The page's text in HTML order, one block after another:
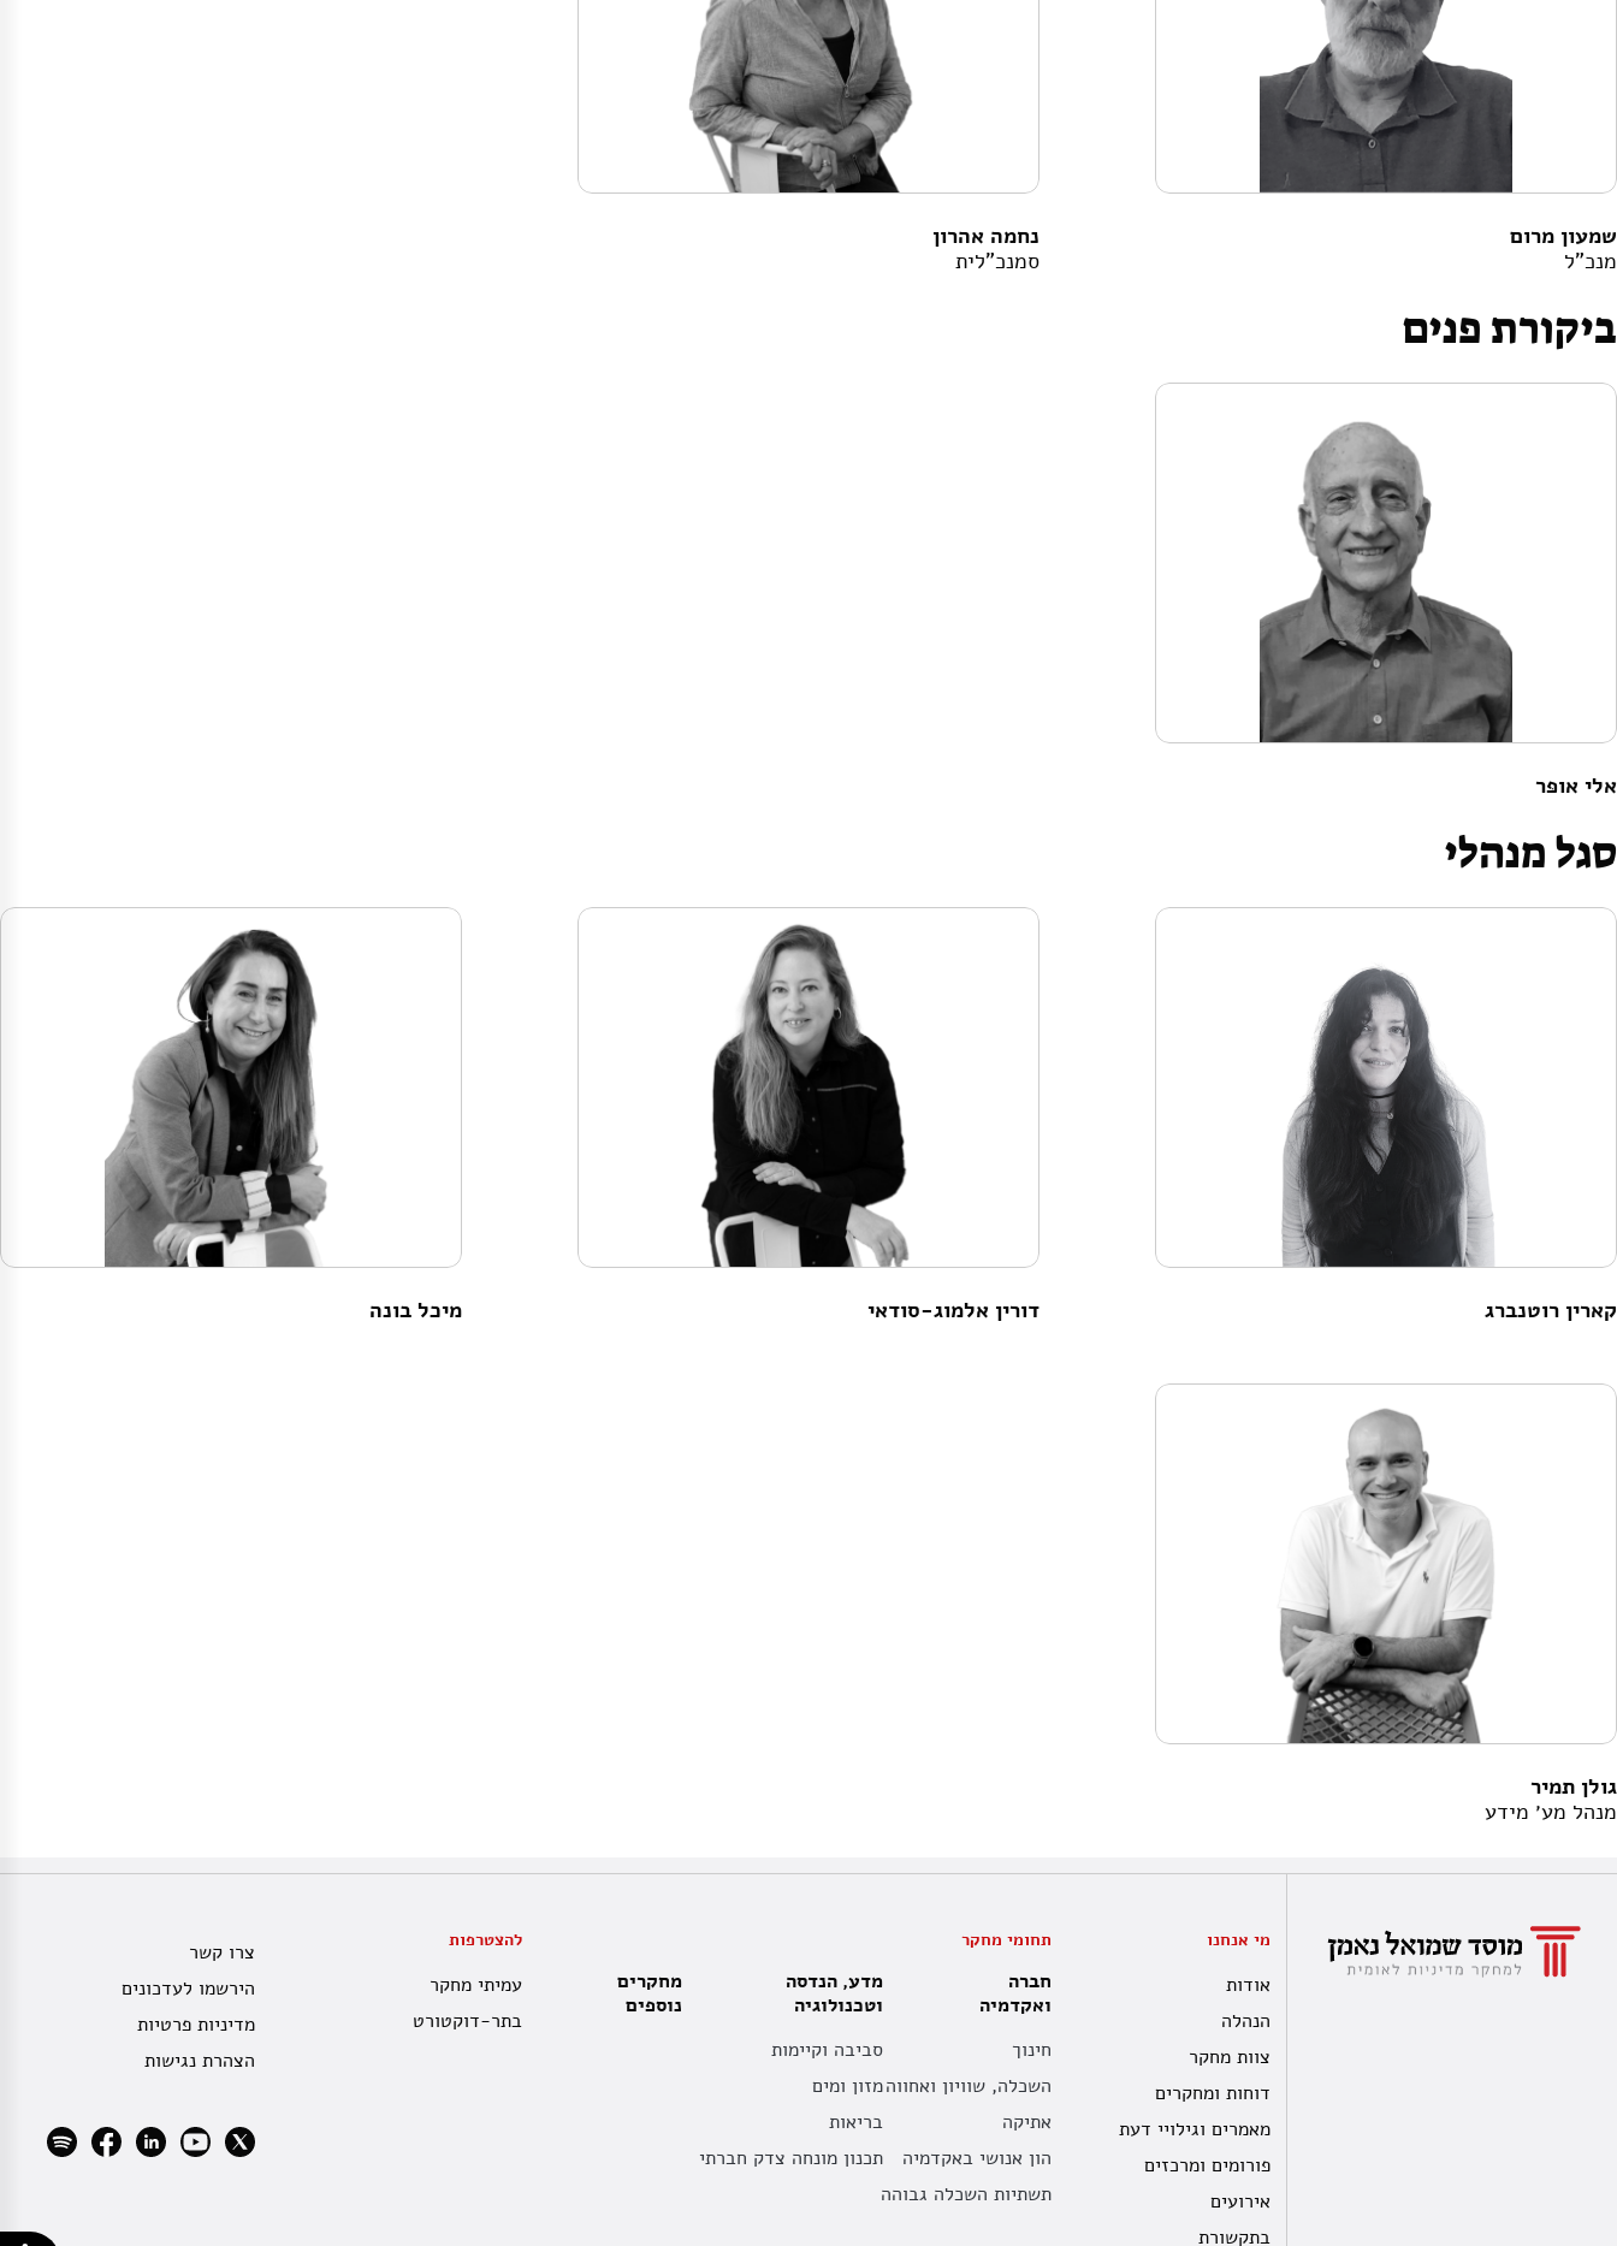
שמעון מרום
מנכ"ל
נחמה אהרון
סמנכ"לית
ביקורת פנים
אלי אופּר
סגל מנהלי
קארין רוטנברג דורין אלמוג-סודאי מיכל בונה
גולן תמיר
מנהל מע׳ מידע
מי אנחנו
אודות
הנהלה
צוות מחקר
דוחות ומחקרים
מאמרים וגילויי דעת
פורומים ומרכזים
אירועים
בתקשורת
תחומי מחקר
חברה
ואקדמיה
חינוך
השכלה, שוויון ואחווה
אתיקה
הון אנושי באקדמיה
תשתיות השכלה גבוהה
מדע, הנדסה
וטכנולוגיה
סביבה וקיימות
מזון ומים
בריאות
תכנון מונחה צדק חברתי
מחקרים
נוספים
להצטרפות
עמיתי מחקר
בתר-דוקטורט
צרו קשר
הירשמו לעדכונים
מדיניות פרטיות
הצהרת נגישות